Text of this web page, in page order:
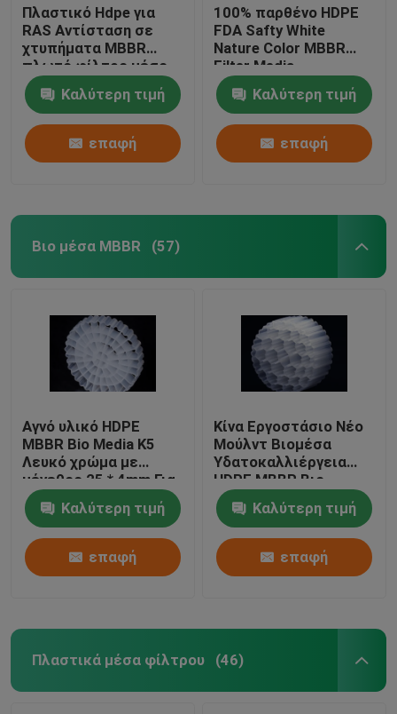
Πλαστικό Hdpe για
RAS Αντίσταση σε
χτυπήματα MBBR
πλωτό φίλτρο μέσο
Καλύτερη τιμή
επαφή
100% παρθένο HDPE
FDA Safty White
Nature Color MBBR
Filter Media
Καλύτερη τιμή
επαφή
Βιο μέσα MBBR (57)
Αγνό υλικό HDPE
MBBR Bio Media K5
Λευκό χρώμα με
μέγεθος 25 * 4mm Για
εξοπλισμό IFAS
Καλύτερη τιμή
επαφή
Κίνα Εργοστάσιο Νέο
Μούλντ Βιομέσα
Υδατοκαλλιέργεια
HDPE MBBR Βιο
φίλτρο Μέσα Βιομάζα
Φορέας πλωτό μέσο
Καλύτερη τιμή
επαφή
Πλαστικά μέσα φίλτρου (46)